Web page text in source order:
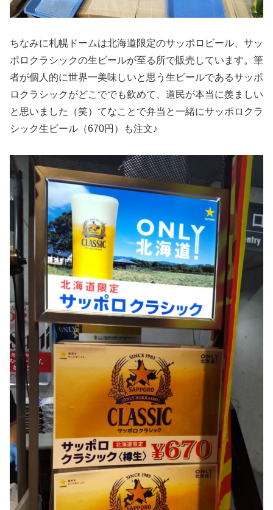
ちなみに札幌ドームは北海道限定のサッポロビール、サッ
ポロクラシックの生ビールが至る所で販売しています。筆
者が個人的に世界一美味しいと思う生ビールであるサッポ
ロクラシックがどこででも飲めて、道民が本当に羨ましい
と思いました（笑）てなことで弁当と一緒にサッポロクラ
シック生ビール（670円）も注文♪